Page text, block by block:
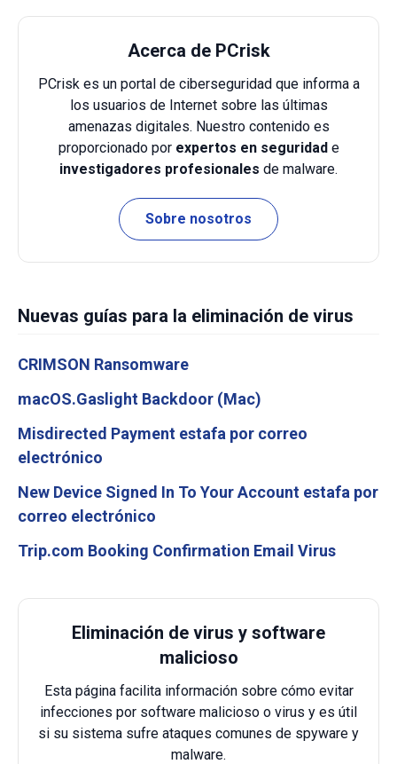
Acerca de PCrisk
PCrisk es un portal de ciberseguridad que informa a
los usuarios de Internet sobre las últimas
amenazas digitales. Nuestro contenido es
proporcionado por expertos en seguridade
investigadores profesionales de malware.
Sobre nosotros
Nuevas guías para la eliminación de virus
CRIMSON Ransomware
macOS.Gaslight Backdoor (Mac)
Misdirected Payment estafa por correo
electrónico
New Device Signed In To Your Account estafa por
correo electrónico
Trip.com Booking Confirmation Email Virus
Eliminación de virus y software
malicioso
Esta página facilita información sobre cómo evitar
infecciones por software malicioso o virus y es útil
si su sistema sufre ataques comunes de spyware y
malware.